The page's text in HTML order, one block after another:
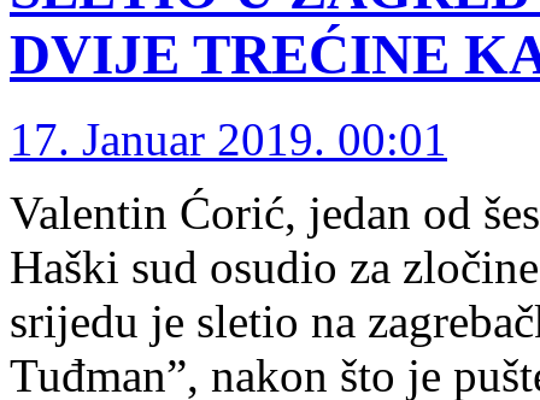
DVIJE TREĆINE
17. Januar 2019. 00:01
Valentin Ćorić, jedan od
Haški sud osudio za
srijedu je sletio na
Tuđman”, nakon što je